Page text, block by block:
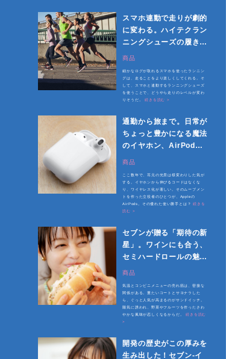
スマホ連動で走りが劇的
に変わる。ハイテクラン
ニングシューズの履き心
地
商品
細かなログが取れるスマホを使ったランニン
グは、走ることをより楽しくしてくれる。そ
して、スマホと連動するランニングシューズ
を使うことで、どうやら走りのレベルが変わ
りそうだ。続きを読む >
通勤から旅まで。日常が
ちょっと豊かになる魔法
のイヤホン、AirPods
の魅力
商品
ここ数年で、耳元の光景は様変わりした気が
する。イヤホンから伸びるコードはなくな
り、ワイヤレス化が著しい。そのムーブメン
トを作った立役者のひとつが、Appleの
AirPods。その優れた使い勝手とは？続きを
読む >
セブンが贈る「期待の新
星」。ワインにも合う、
セミハードロールの魅力
を知ってるか？
商品
気温とコンビニメニューの売れ筋は、密接な
関係がある。重たいコートとサヨナラした
ら、ぐっと人気が高まるのがサンドイッチ。
陽気に誘われ、野菜やフルーツを作ったさわ
やかな風味が恋しくなるからだ。続きを読む
>
開発の歴史がこの厚みを
生み出した！セブン-イ